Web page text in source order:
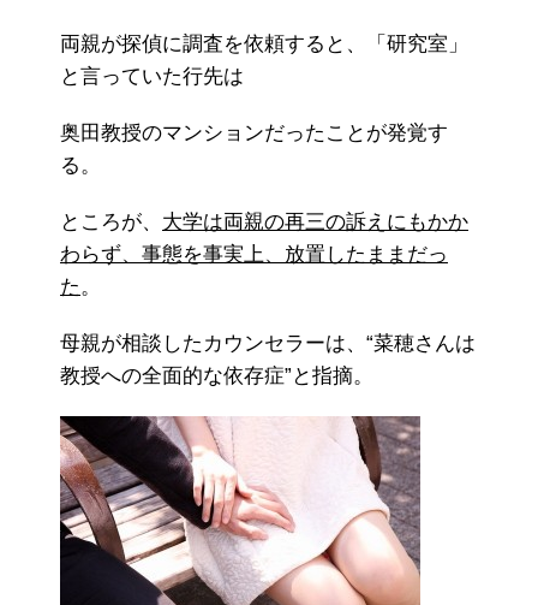
両親が探偵に調査を依頼すると、「研究室」
と言っていた行先は
奥田教授のマンションだったことが発覚す
る。
ところが、 大学は両親の再三の訴えにもかか
わらず、事態を事実上、放置したままだっ
た 。
母親が相談したカウンセラーは、“菜穂さんは
教授への全面的な依存症”と指摘。